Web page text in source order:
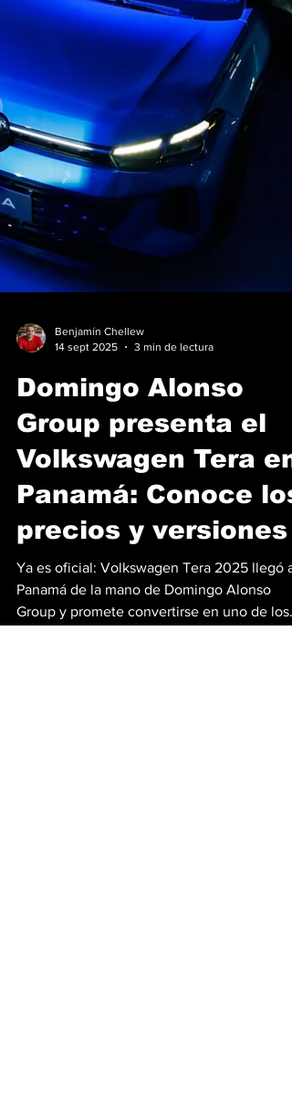
Benjamín Chellew
14 sept 2025
3 min de lectura
Domingo Alonso
Group presenta el
Volkswagen Tera en
Panamá: Conoce los